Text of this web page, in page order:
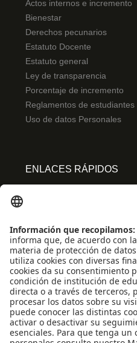
Actos internos e incremento
Bienestar
Derechos pecunarios
Estatuto Docente
Estatuto general
Ley de transparencia
Porcentaje de incremento
Reglamentos de estudiantes
Uso de datos Personales
ENLACES RÁPIDOS
Convivencia y transparencia
Emergencias: Extensión 0000
Eventos destacados
Mapa del Sitio
Multimedia
Noticias
Preguntas frecuentes